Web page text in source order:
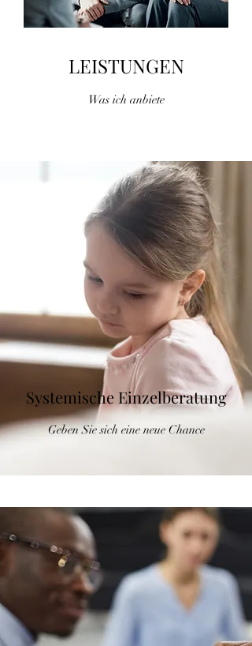
LEISTUNGEN
Was ich anbiete
Systemische Einzelberatung
Geben Sie sich eine neue Chance